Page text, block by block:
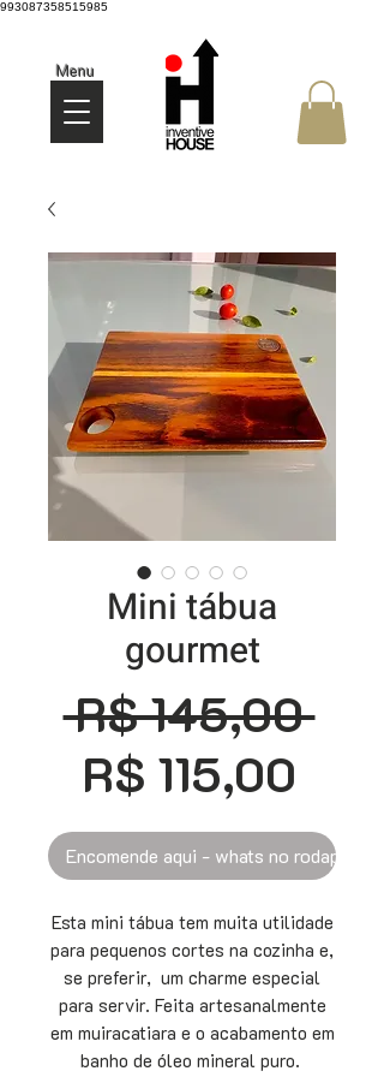
993087358515985
Menu
Mini tábua
gourmet
R$ 145,00
R$ 115,00
Encomende aqui - whats no rodapé
Esta mini tábua tem muita utilidade
para pequenos cortes na cozinha e,
se preferir, um charme especial
para servir. Feita artesanalmente
em muiracatiara e o acabamento em
banho de óleo mineral puro.